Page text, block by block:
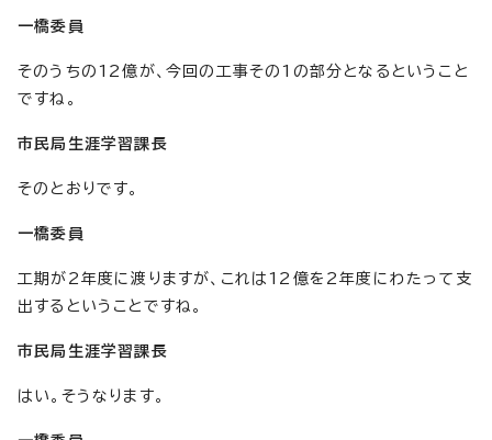
一橋委員
そのうちの12億が、今回の工事その1の部分となるということ
ですね。
市民局生涯学習課長
そのとおりです。
一橋委員
工期が2年度に渡りますが、これは12億を2年度にわたって支
出するということですね。
市民局生涯学習課長
はい。そうなります。